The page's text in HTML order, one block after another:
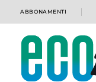
ABBONAMENTI